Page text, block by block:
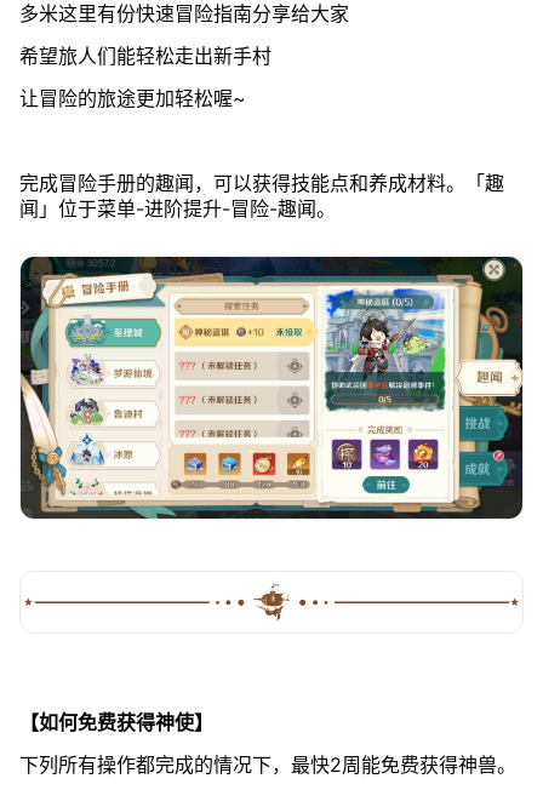
多米这里有份快速冒险指南分享给大家
希望旅人们能轻松走出新手村
让冒险的旅途更加轻松喔~
完成冒险手册的趣闻，可以获得技能点和养成材料。「趣
闻」位于菜单-进阶提升-冒险-趣闻。
【如何免费获得神使】
下列所有操作都完成的情况下，最快2周能免费获得神兽。